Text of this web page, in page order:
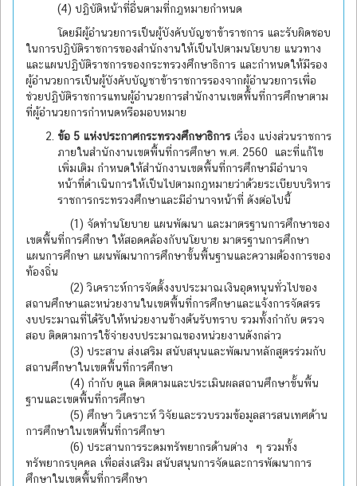
(4) ปฏิบัติหน้าที่อื่นตามที่กฎหมายกำหนด
โดยมีผู้อำนวยการเป็นผู้บังคับบัญชาข้าราชการ และรับผิดชอบ
ในการปฏิบัติราชการของสำนักงานให้เป็นไปตามนโยบาย แนวทาง
และแผนปฏิบัติราชการของกระทรวงศึกษาธิการ และกำหนดให้มีรอง
ผู้อำนวยการเป็นผู้บังคับบัญชาข้าราชการรองจากผู้อำนวยการเพื่อ
ช่วยปฏิบัติราชการแทนผู้อำนวยการสำนักงานเขตพื้นที่การศึกษาตาม
ที่ผู้อำนวยการกำหนดหรือมอบหมาย
ข้อ 5 แห่งประกาศกระทรวงศึกษาธิการ เรื่อง แบ่งส่วนราชการ
ภายในสำนักงานเขตพื้นที่การศึกษา พ.ศ. 2560 และที่แก้ไข
เพิ่มเติม กำหนดให้สำนักงานเขตพื้นที่การศึกษามีอำนาจ
หน้าที่ดำเนินการให้เป็นไปตามกฎหมายว่าด้วยระเบียบบริหาร
ราชการกระทรวงศึกษาและมีอำนาจหน้าที่ ดังต่อไปนี้
(1) จัดทำนโยบาย แผนพัฒนา และมาตรฐานการศึกษาของ
เขตพื้นที่การศึกษา ให้สอดคล้องกับนโยบาย มาตรฐานการศึกษา
แผนการศึกษา แผนพัฒนาการศึกษาขั้นพื้นฐานและความต้องการของ
ท้องถิ่น
(2) วิเคราะห์การจัดตั้งงบประมาณเงินอุดหนุนทั่วไปของ
สถานศึกษาและหน่วยงานในเขตพื้นที่การศึกษาและแจ้งการจัดสรร
งบประมาณที่ได้รับให้หน่วยงานข้างต้นรับทราบ รวมทั้งกำกับ ตรวจ
สอบ ติดตามการใช้จ่ายงบประมาณของหน่วยงานดังกล่าว
(3) ประสาน ส่งเสริม สนับสนุนและพัฒนาหลักสูตรร่วมกับ
สถานศึกษาในเขตพื้นที่การศึกษา
(4) กำกับ ดูแล ติดตามและประเมินผลสถานศึกษาขั้นพื้น
ฐานและเขตพื้นที่การศึกษา
(5) ศึกษา วิเคราะห์ วิจัยและรวบรวมข้อมูลสารสนเทศด้าน
การศึกษาในเขตพื้นที่การศึกษา
(6) ประสานการระดมทรัพยากรด้านต่าง ๆ รวมทั้ง
ทรัพยากรบุคคล เพื่อส่งเสริม สนับสนุนการจัดและการพัฒนาการ
ศึกษาในเขตพื้นที่การศึกษา